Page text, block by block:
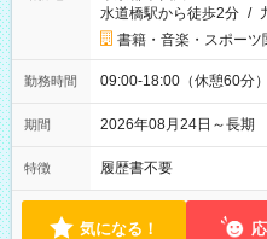
水道橋駅から徒歩2分 /
書籍・音楽・スポーツ
勤務時間 09:00-18:00（休憩60分
期間 2026年08月24日～長
特徴 履歴書不要
気になる！